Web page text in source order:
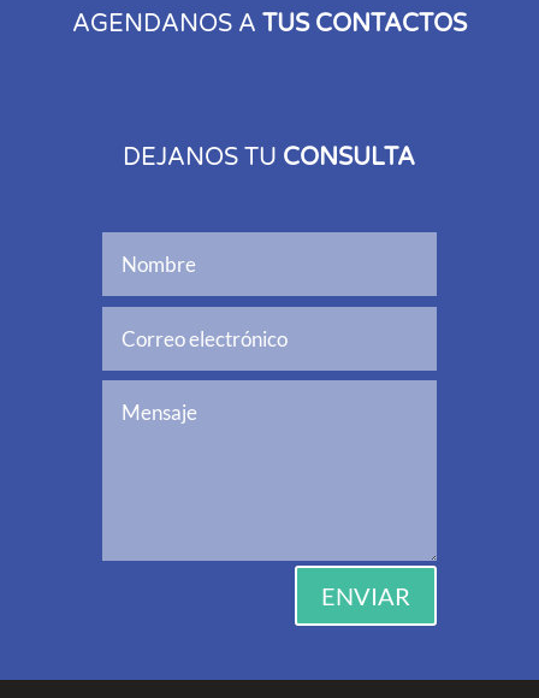
AGENDANOS A TUS CONTACTOS
DEJANOS TU CONSULTA
ENVIAR